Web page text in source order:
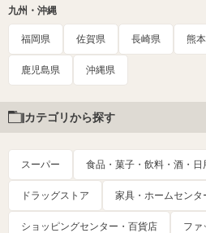
九州・沖縄
福岡県 佐賀県 長崎県 熊
鹿児島県 沖縄県
カテゴリから探す
スーパー 食品・菓子・飲料・酒・日
ドラッグストア 家具・ホームセンタ
ショッピングセンター・百貨店 ファ